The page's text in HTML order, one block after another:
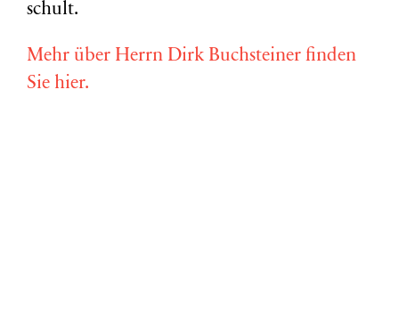
schult.
Mehr über Herrn Dirk Buchsteiner finden
Sie hier.